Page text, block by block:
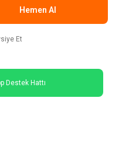
Hemen Al
Et
Destek Hattı